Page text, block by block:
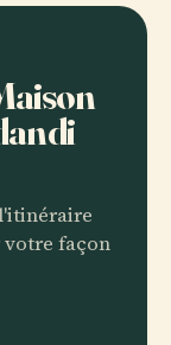
votre façon